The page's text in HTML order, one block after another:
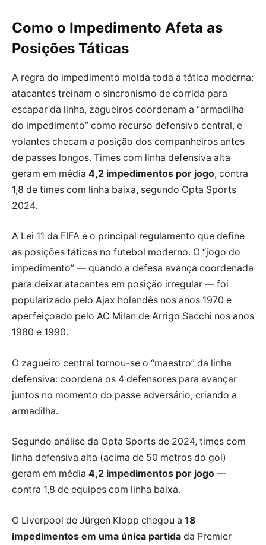
Como o Impedimento Afeta as
Posições Táticas
A regra do impedimento molda toda a tática moderna:
atacantes treinam o sincronismo de corrida para
escapar da linha, zagueiros coordenam a “armadilha
do impedimento” como recurso defensivo central, e
volantes checam a posição dos companheiros antes
de passes longos. Times com linha defensiva alta
geram em média 4,2 impedimentos por jogo, contra
1,8 de times com linha baixa, segundo Opta Sports
2024.
A Lei 11 da FIFA é o principal regulamento que define
as posições táticas no futebol moderno. O “jogo do
impedimento” — quando a defesa avança coordenada
para deixar atacantes em posição irregular — foi
popularizado pelo Ajax holandês nos anos 1970 e
aperfeiçoado pelo AC Milan de Arrigo Sacchi nos anos
1980 e 1990.
O zagueiro central tornou-se o “maestro” da linha
defensiva: coordena os 4 defensores para avançar
juntos no momento do passe adversário, criando a
armadilha.
Segundo análise da Opta Sports de 2024, times com
linha defensiva alta (acima de 50 metros do gol)
geram em média 4,2 impedimentos por jogo —
contra 1,8 de equipes com linha baixa.
O Liverpool de Jürgen Klopp chegou a 18
impedimentos em uma única partida da Premier